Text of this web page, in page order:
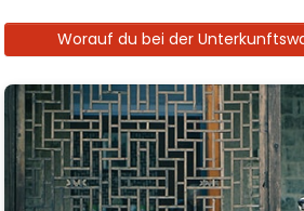
Worauf du bei der